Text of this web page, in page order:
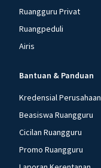
Ruangguru Privat
Ruangpeduli
Airis
Bantuan & Panduan
Kredensial Perusahaan
Beasiswa Ruangguru
Cicilan Ruangguru
Promo Ruangguru